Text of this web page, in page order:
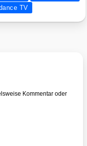
TV
Kommentar oder